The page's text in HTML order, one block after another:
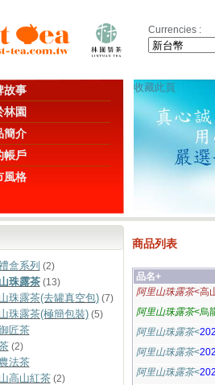
Currencies :
故事
林園
簡介
帳戶
風格
收藏此頁
盒系列 (2)
珠露茶(13)
珠露茶(去罐真空包)(7)
珠露茶(極簡包裝)(5)
匠茶
(2)
法茶
高山紅茶(2)
商品列表
品名+
阿里山珠露茶<高
阿里山珠露茶<烏
阿里山珠露茶<
阿里山珠露茶<
阿里山珠露茶<